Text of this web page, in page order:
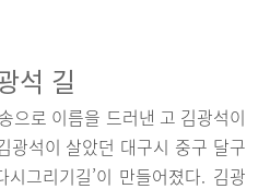
석 길
으로 이름을 드러낸 고 김광석이
광석이 살았던 대구시 중구 달구
그리기길’이 만들어졌다. 김광